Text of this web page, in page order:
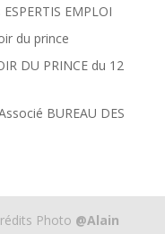
EMPLOI
du prince
DU PRINCE du 12
BUREAU DES
Photo @Alain